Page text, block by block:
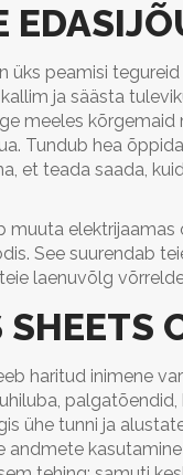
üks peamisi
ja säästa
meeles
Tundub hea
et teada saada,
muuta
See suurendab
laenuvõlg
haritud inimene
ühe tunni ja
andmete